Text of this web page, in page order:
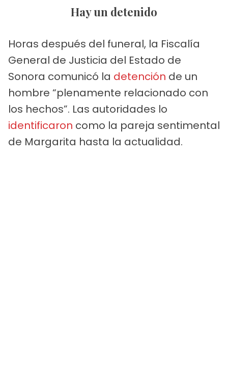
Hay un detenido
Horas después del funeral, la Fiscalía
General de Justicia del Estado de
Sonora comunicó la detención de un
hombre “plenamente relacionado con
los hechos”. Las autoridades lo
identificaron como la pareja sentimental
de Margarita hasta la actualidad.